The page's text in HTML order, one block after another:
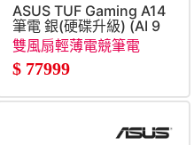
ASUS TUF Gaming A14
筆電 銀(硬碟升級) (AI 9
RTX5060)
雙風扇輕薄電競筆電
$ 77999